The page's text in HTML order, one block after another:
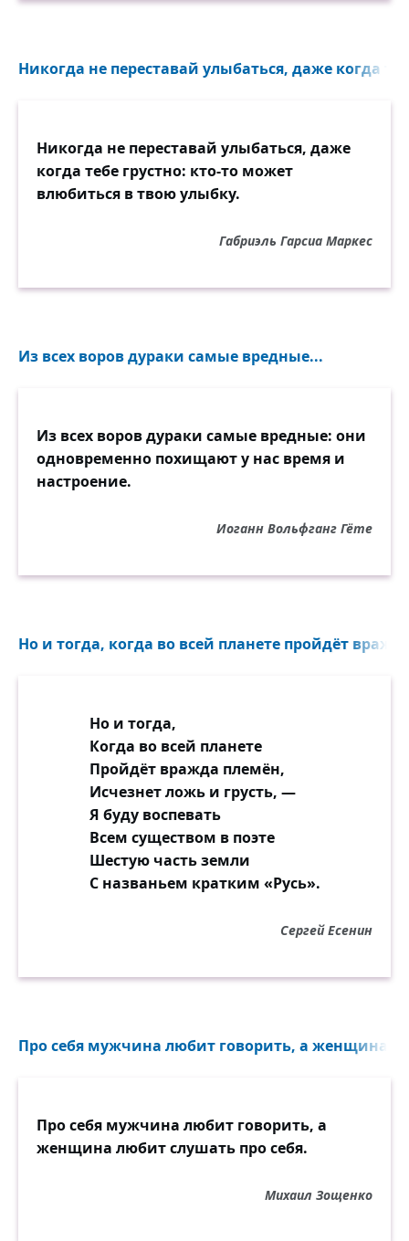
Никогда не переставай улыбаться, даже когда
Никогда не переставай улыбаться, даже
когда тебе грустно: кто-то может
влюбиться в твою улыбку.
Габриэль Гарсиа Маркес
Из всех воров дураки самые вредные...
Из всех воров дураки самые вредные: они
одновременно похищают у нас время и
настроение.
Иоганн Вольфганг Гёте
Но и тогда, когда во всей планете пройдёт
Но и тогда,
Когда во всей планете
Пройдёт вражда племён,
Исчезнет ложь и грусть, —
Я буду воспевать
Всем существом в поэте
Шестую часть земли
С названьем кратким «Русь».
Сергей Есенин
Про себя мужчина любит говорить, а женщина
Про себя мужчина любит говорить, а
женщина любит слушать про себя.
Михаил Зощенко